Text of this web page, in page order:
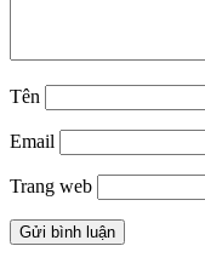
Tên
Email
Trang web